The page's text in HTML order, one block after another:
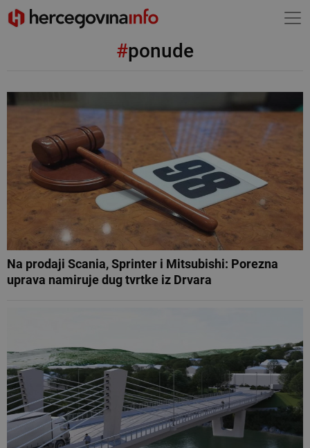
#ponude
Na prodaji Scania, Sprinter i Mitsubishi: Porezna
uprava namiruje dug tvrtke iz Drvara